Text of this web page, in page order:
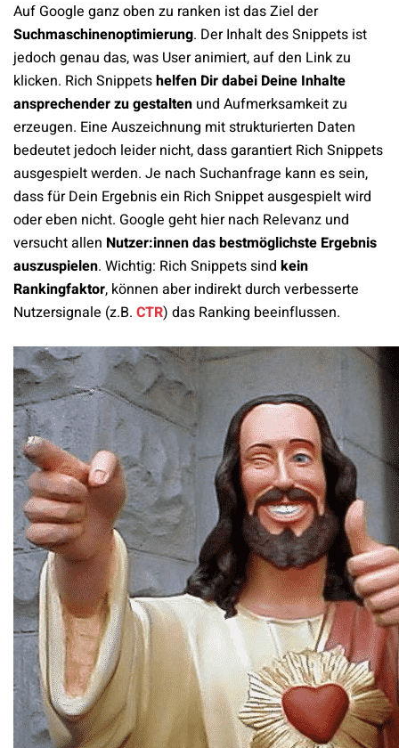
Auf Google ganz oben zu ranken ist das Ziel der
Suchmaschinenoptimierung. Der Inhalt des Snippets ist
jedoch genau das, was User animiert, auf den Link zu
klicken. Rich Snippetshelfen Dir dabei Deine Inhalte
ansprechender zu gestalten und Aufmerksamkeit zu
erzeugen. Eine Auszeichnung mit strukturierten Daten
bedeutet jedoch leider nicht, dass garantiert Rich Snippets
ausgespielt werden. Je nach Suchanfrage kann es sein,
dass für Dein Ergebnis ein Rich Snippet ausgespielt wird
oder eben nicht. Google geht hier nach Relevanz und
versucht allen Nutzer:innen das bestmöglichste Ergebnis
auszuspielen. Wichtig: Rich Snippets sind kein
Rankingfaktor, können aber indirekt durch verbesserte
Nutzersignale (z.B. CTR) das Ranking beeinflussen.